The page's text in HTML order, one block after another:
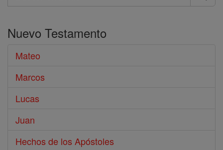
Buscar
Biblia
Nuevo Testamento
Mateo
Marcos
Lucas
Juan
Hechos de los Apóstoles